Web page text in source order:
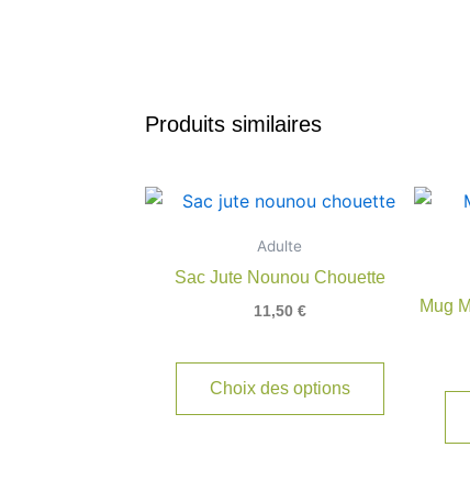
Produits similaires
Adulte
Sac Jute Nounou Chouette
11,50 €
Choix des options
Mug